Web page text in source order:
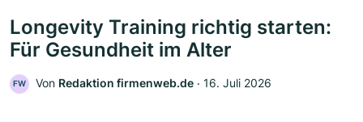
Longevity Training richtig starten:
Für Gesundheit im Alter
FW Von Redaktion firmenweb.de ‧ 16. Juli 2026